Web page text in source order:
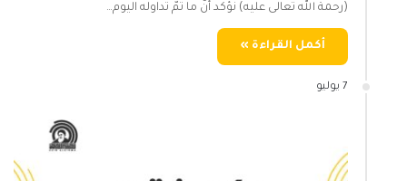
(رحمة الله تعالى عليه) نؤكّد أنّ ما تمّ تداوله اليوم…
أكمل القراءة »
7 يوليو